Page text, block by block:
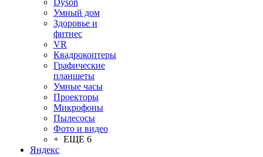
Dyson
Умный дом
Здоровье и
фитнес
VR
Квадрокоптеры
Графические
планшеты
Умные часы
Проекторы
Микрофоны
Пылесосы
Фото и видео
+ ЕЩЕ 6
Яндекс